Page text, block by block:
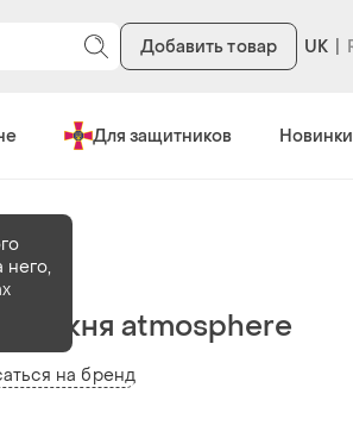
Добавить товар UK
Для защитников Новинки
сукня atmosphere
него,
на бренд